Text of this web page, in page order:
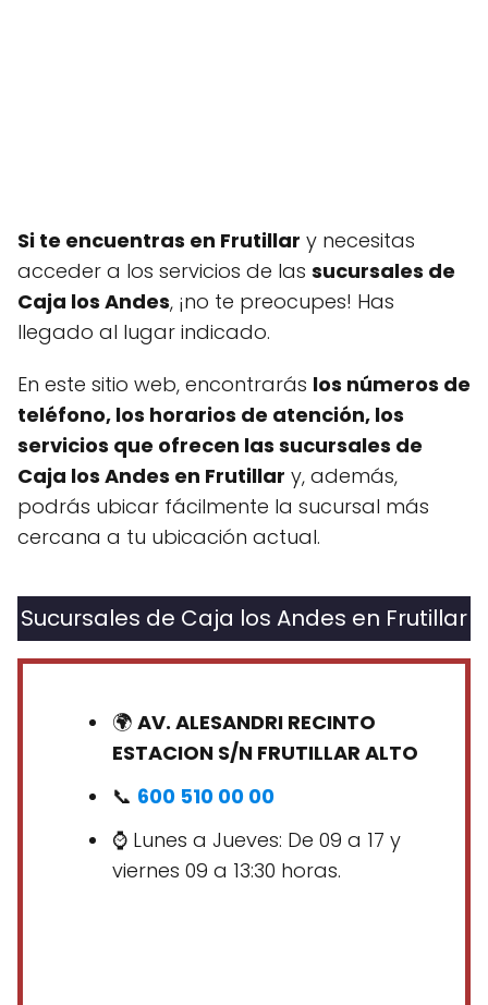
Si te encuentras en Frutillar y necesitas
acceder a los servicios de las sucursales de
Caja los Andes, ¡no te preocupes! Has
llegado al lugar indicado.
En este sitio web, encontrarás los números de
teléfono, los horarios de atención, los
servicios que ofrecen las sucursales de
Caja los Andes en Frutillar y, además,
podrás ubicar fácilmente la sucursal más
cercana a tu ubicación actual.
Sucursales de Caja los Andes en Frutillar
🌍 AV. ALESANDRI RECINTO
ESTACION S/N FRUTILLAR ALTO
📞 600 510 00 00
⌚ Lunes a Jueves: De 09 a 17 y
viernes 09 a 13:30 horas.